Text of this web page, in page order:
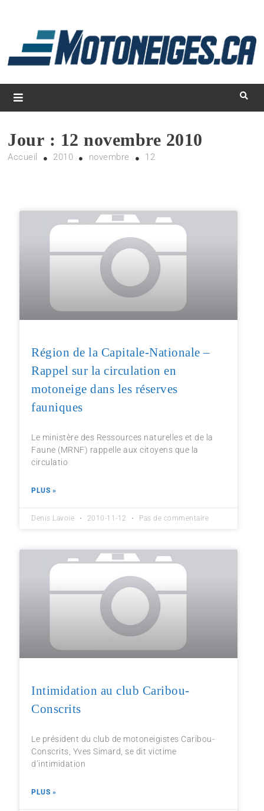
Magazine Motoneiges.ca
Jour : 12 novembre 2010
Accueil 2010 novembre 12
Région de la Capitale-Nationale –
Rappel sur la circulation en
motoneige dans les réserves
fauniques
Le ministère des Ressources naturelles et de la
Faune (MRNF) rappelle aux citoyens que la
circulatio
PLUS »
Denis Lavoie 2010-11-12 Pas de commentaire
Intimidation au club Caribou-
Conscrits
Le président du club de motoneigistes Caribou-
Conscrits, Yves Simard, se dit victime
d’intimidation
PLUS »